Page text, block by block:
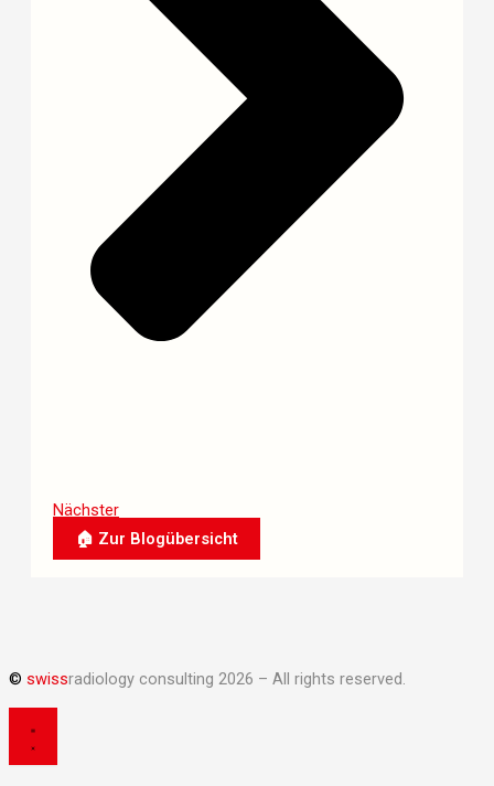
Nächster
🏠 Zur Blogübersicht
© swissradiology consulting 2026 – All rights reserved.